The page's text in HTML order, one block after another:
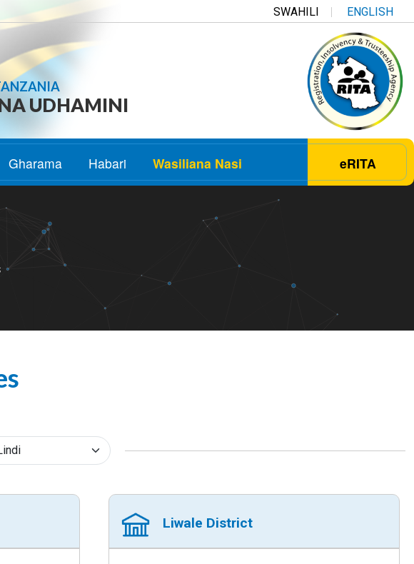
SWAHILI ENGLISH
UDHAMINI
Gharama Habari Wasiliana Nasi eRITA
Liwale District